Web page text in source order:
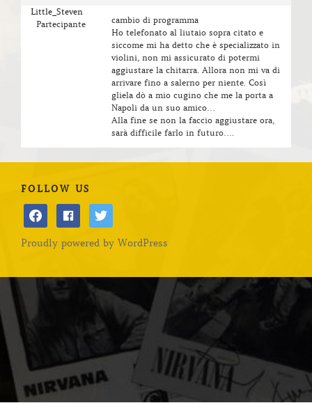
Little_Steven
Partecipante
cambio di programma
Ho telefonato al liutaio sopra citato e
siccome mi ha detto che è specializzato in
violini, non mi assicurato di potermi
aggiustare la chitarra. Allora non mi va di
arrivare fino a salerno per niente. Così
gliela dò a mio cugino che me la porta a
Napoli da un suo amico…
Alla fine se non la faccio aggiustare ora,
sarà difficile farlo in futuro….
FOLLOW US
facebookfacebooktwitter
Proudly powered by WordPress